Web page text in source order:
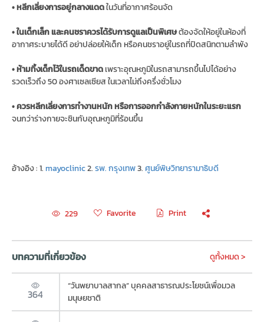
• หลีกเลี่ยงการอยู่กลางแดดในวันที่อากาศร้อนจัด
• ในเด็กเล็ก และคนชราควรได้รับการดูแลเป็นพิเศษต้องจัดให้อยู่ในห้องที่
อากาศระบายได้ดี อย่าปล่อยให้เด็ก หรือคนชราอยู่ในรถที่ปิดสนิทตามลำพัง
• ห้ามทิ้งเด็กไว้ในรถเด็ดขาด เพราะอุณหภูมิในรถสามารถขึ้นไปได้อย่าง
รวดเร็วถึง 50 องศาเซลเซียส ในเวลาไม่ถึงครึ่งชั่วโมง
• ควรหลีกเลี่ยงการทำงานหนัก หรือการออกกำลังกายหนักในระยะแรก
จนกว่าร่างกายจะชินกับอุณหภูมิที่ร้อนขึ้น
อ้างอิง : 1. mayoclinic2. รพ. กรุงเทพ3. ศูนย์พิษวิทยารามาธิบดี
229 Favorite Print
บทความที่เกี่ยวข้อง ดูทั้งหมด >
364
“วันพยาบาลสากล” บุคคลสาธารณประโยชน์เพื่อมวล
มนุษยชาติ